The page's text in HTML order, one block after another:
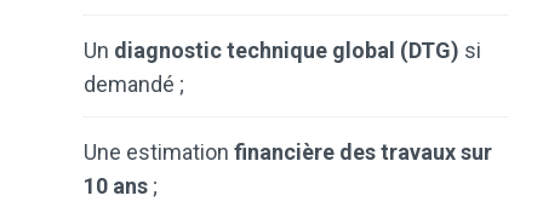
Un diagnostic technique global (DTG) si
demandé ;
Une estimation financière des travaux sur
10 ans ;